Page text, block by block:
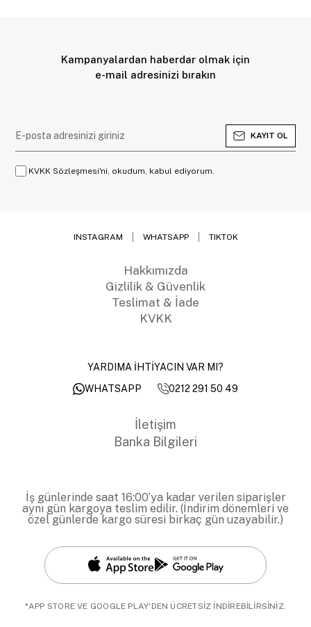
Kampanyalardan haberdar olmak için
e-mail adresinizi bırakın
KAYIT OL
KVKK Sözleşmesi'ni, okudum, kabul ediyorum.
INSTAGRAM WHATSAPP TIKTOK
Hakkımızda
Gizlilik & Güvenlik
Teslimat & İade
KVKK
YARDIMA İHTİYACIN VAR MI?
WHATSAPP
0212 291 50 49
İletişim
Banka Bilgileri
İş günlerinde saat 16:00’ya kadar verilen siparişler
aynı gün kargoya teslim edilir. (İndirim dönemleri ve
özel günlerde kargo süresi birkaç gün uzayabilir.)
*APP STORE VE GOOGLE PLAY'DEN ÜCRETSİZ İNDİREBİLİRSİNİZ.